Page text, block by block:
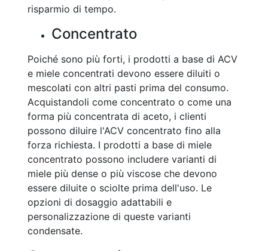
risparmio di tempo.
Concentrato
Poiché sono più forti, i prodotti a base di ACV
e miele concentrati devono essere diluiti o
mescolati con altri pasti prima del consumo.
Acquistandoli come concentrato o come una
forma più concentrata di aceto, i clienti
possono diluire l'ACV concentrato fino alla
forza richiesta. I prodotti a base di miele
concentrato possono includere varianti di
miele più dense o più viscose che devono
essere diluite o sciolte prima dell'uso. Le
opzioni di dosaggio adattabili e
personalizzazione di queste varianti
condensate.